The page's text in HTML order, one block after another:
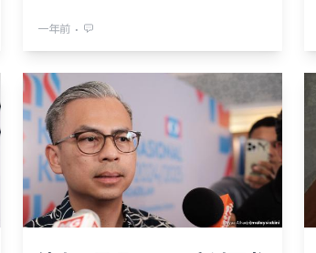
一年前 ⋅